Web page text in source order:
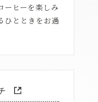
ーヒーを楽しみ
ひとときをお過